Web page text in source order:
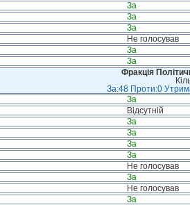
За
За
За
Не голосував
За
За
Фракція
За:48 Проти:0
За
Відсутній
За
За
За
За
Не голосував
За
Не голосував
За